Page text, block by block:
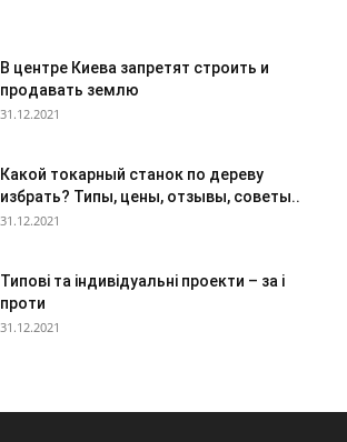
В центре Киева запретят строить и
продавать землю
31.12.2021
Какой токарный станок по дереву
избрать? Типы, цены, отзывы, советы..
31.12.2021
Типові та індивідуальні проекти – за і
проти
31.12.2021